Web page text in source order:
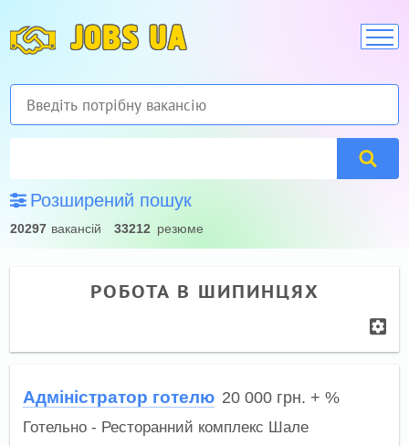
JOBS UA
Розширений пошук
20297 вакансій 33212 резюме
РОБОТА В ШИПИНЦЯХ
Адміністратор готелю 20 000 грн. + %
Готельно - Ресторанний комплекс Шале